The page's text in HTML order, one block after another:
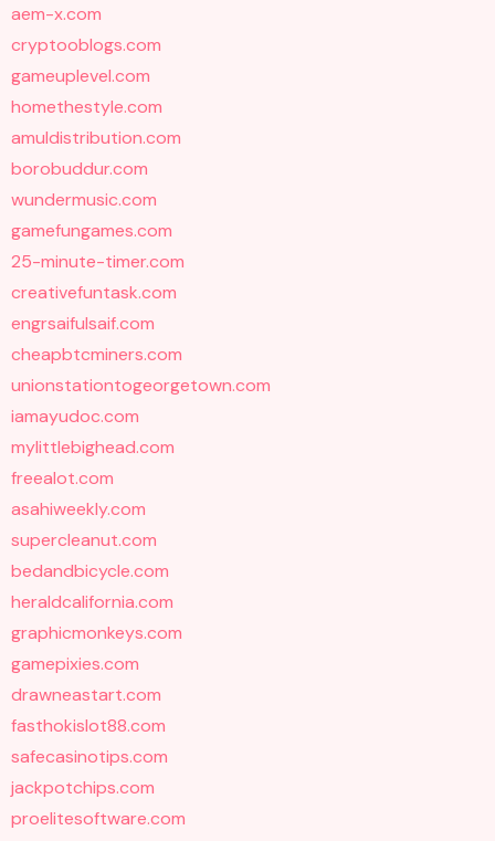
aem-x.com
cryptooblogs.com
gameuplevel.com
homethestyle.com
amuldistribution.com
borobuddur.com
wundermusic.com
gamefungames.com
25-minute-timer.com
creativefuntask.com
engrsaifulsaif.com
cheapbtcminers.com
unionstationtogeorgetown.com
iamayudoc.com
mylittlebighead.com
freealot.com
asahiweekly.com
supercleanut.com
bedandbicycle.com
heraldcalifornia.com
graphicmonkeys.com
gamepixies.com
drawneastart.com
fasthokislot88.com
safecasinotips.com
jackpotchips.com
proelitesoftware.com